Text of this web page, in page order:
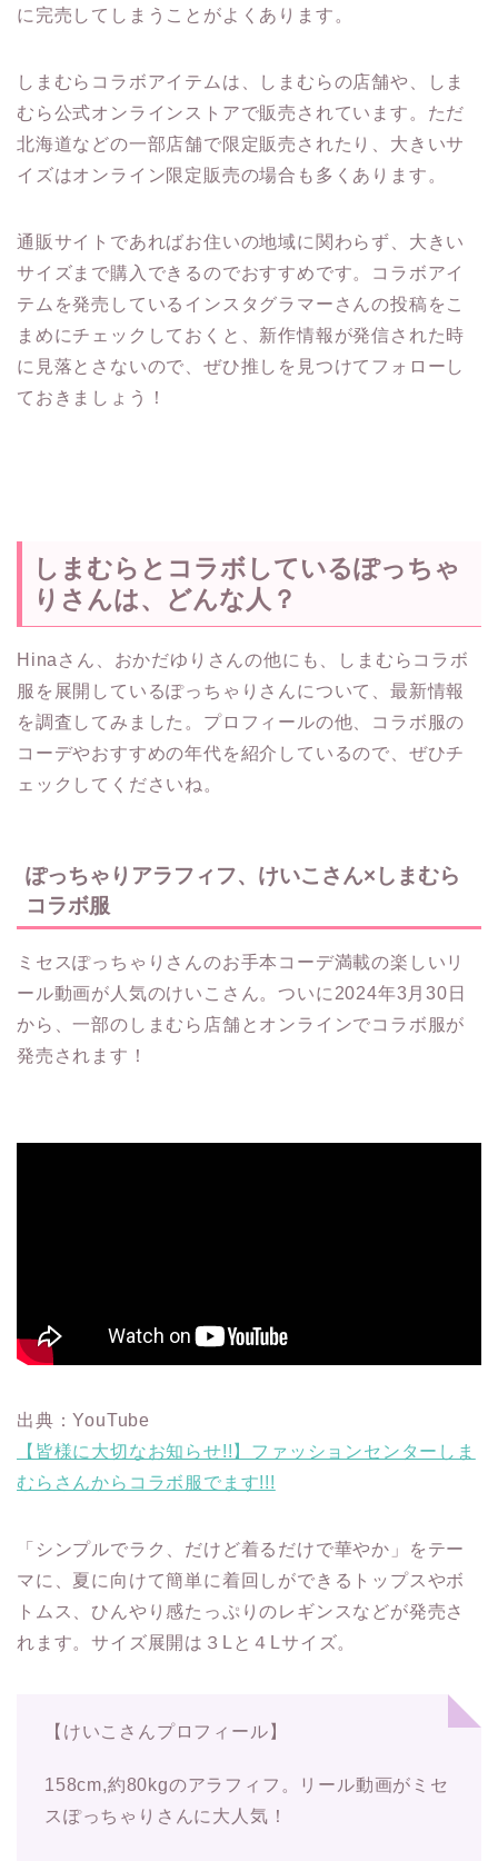
に完売してしまうことがよくあります。
しまむらコラボアイテムは、しまむらの店舗や、しま
むら公式オンラインストアで販売されています。ただ
北海道などの一部店舗で限定販売されたり、大きいサ
イズはオンライン限定販売の場合も多くあります。
通販サイトであればお住いの地域に関わらず、大きい
サイズまで購入できるのでおすすめです。コラボアイ
テムを発売しているインスタグラマーさんの投稿をこ
まめにチェックしておくと、新作情報が発信された時
に見落とさないので、ぜひ推しを見つけてフォローし
ておきましょう！
しまむらとコラボしているぽっちゃ
りさんは、どんな人？
Hinaさん、おかだゆりさんの他にも、しまむらコラボ
服を展開しているぽっちゃりさんについて、最新情報
を調査してみました。プロフィールの他、コラボ服の
コーデやおすすめの年代を紹介しているので、ぜひチ
ェックしてくださいね。
ぽっちゃりアラフィフ、けいこさん×しまむら
コラボ服
ミセスぽっちゃりさんのお手本コーデ満載の楽しいリ
ール動画が人気のけいこさん。ついに2024年3月30日
から、一部のしまむら店舗とオンラインでコラボ服が
発売されます！
出典：YouTube
【皆様に大切なお知らせ!!】ファッションセンターしま
むらさんからコラボ服でます!!!
「シンプルでラク、だけど着るだけで華やか」をテー
マに、夏に向けて簡単に着回しができるトップスやボ
トムス、ひんやり感たっぷりのレギンスなどが発売さ
れます。サイズ展開は３Lと４Lサイズ。
【けいこさんプロフィール】
158cm,約80kgのアラフィフ。リール動画がミセ
スぽっちゃりさんに大人気！